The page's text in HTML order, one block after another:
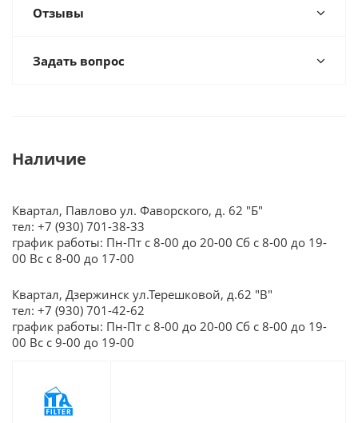
Отзывы
Задать вопрос
Наличие
Квартал, Павлово ул. Фаворского, д. 62 "Б"
тел: +7 (930) 701-38-33
график работы: Пн-Пт с 8-00 до 20-00 Сб с 8-00 до 19-
00 Вс с 8-00 до 17-00
Квартал, Дзержинск ул.Терешковой, д.62 "В"
тел: +7 (930) 701-42-62
график работы: Пн-Пт с 8-00 до 20-00 Сб с 8-00 до 19-
00 Вс с 9-00 до 19-00